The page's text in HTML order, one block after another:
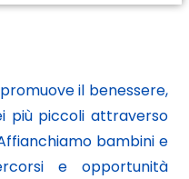
promuove il benessere,
più piccoli attraverso
bambini e
e opportunità